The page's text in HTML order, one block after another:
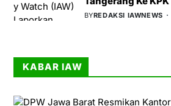
BYREDAKSI IAWNEWS
KABAR IAW